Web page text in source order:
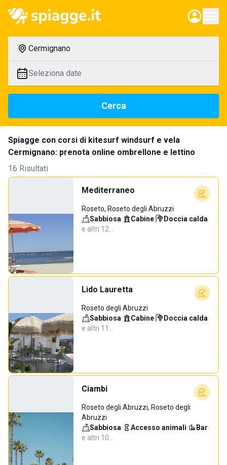
Cermignano
Seleziona date
Cerca
Spiagge con corsi di kitesurf windsurf e vela
Cermignano: prenota online ombrellone e lettino
16 Risultati
Mediterraneo
Roseto, Roseto degli Abruzzi
Sabbiosa· Cabine· Doccia calda·
e altri 12…
Lido Lauretta
Roseto degli Abruzzi
Sabbiosa· Cabine· Doccia calda·
e altri 11…
Ciambi
Roseto degli Abruzzi, Roseto degli
Abruzzi
Sabbiosa· Accesso animali· Bar·
e altri 10…